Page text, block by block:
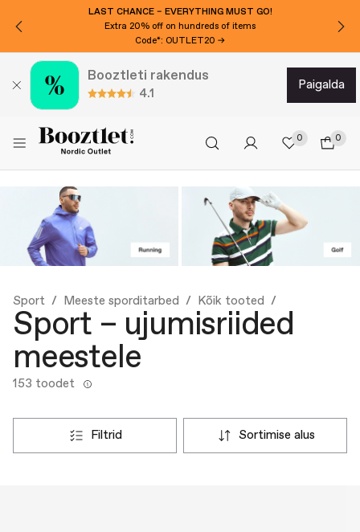
Booztleti rakendus
4.1
paigalda
0 0
Sport Meeste sporditarbed Kõik tooted
Sport – ujumisriided
meestele
153 toodet
filtrid sortimise alus